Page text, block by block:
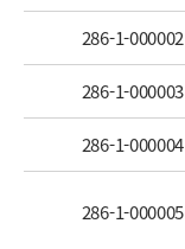
286-1-000002
286-1-000003
286-1-000004
286-1-000005